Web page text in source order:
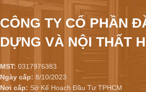
CÔNG TY CỔ PHẦN
DỰNG VÀ NỘI THẤT
MST: 0317976383
Ngày cấp: 8/10/2023
Nơi cấp: Sở Kế Hoạch Đầu Tư TPHCM